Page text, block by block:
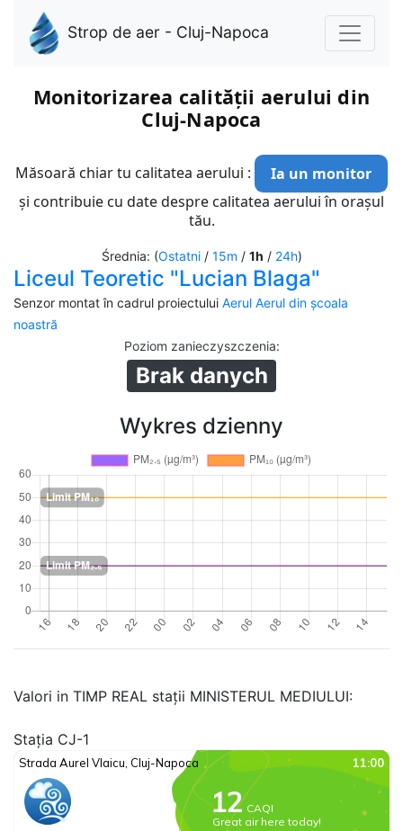
Strop de aer - Cluj-Napoca
Monitorizarea calității aerului din
Cluj-Napoca
Măsoară chiar tu calitatea aerului :
Ia un monitor
și contribuie cu date despre calitatea aerului în orașul
tău.
Średnia: (Ostatni/ 15m / 1h / 24h)
Liceul Teoretic "Lucian Blaga"
Senzor montat în cadrul proiectului Aerul Aerul din școala
noastră
Poziom zanieczyszczenia:
Brak danych
Wykres dzienny
Valori in TIMP REAL stații MINISTERUL MEDIULUI:
Stația CJ-1